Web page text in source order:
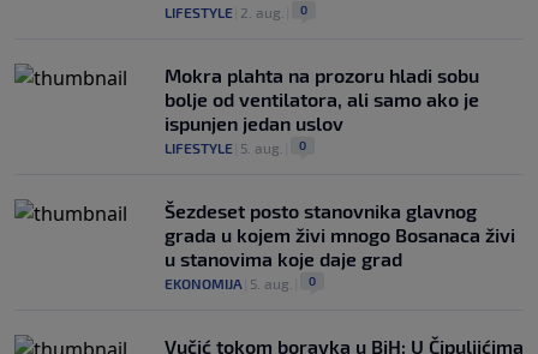
LIFESTYLE 2. aug. 0
Mokra plahta na prozoru hladi sobu
bolje od ventilatora, ali samo ako je
ispunjen jedan uslov
LIFESTYLE 5. aug. 0
Šezdeset posto stanovnika glavnog
grada u kojem živi mnogo Bosanaca živi
u stanovima koje daje grad
EKONOMIJA 5. aug. 0
Vučić tokom boravka u BiH: U Čipuljićima